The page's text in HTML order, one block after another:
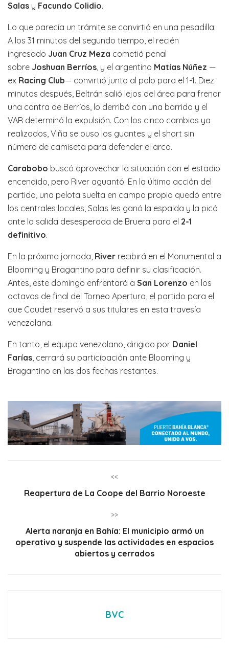
Salas y Facundo Colidio.
Lo que parecía un trámite se convirtió en una pesadilla.
A los 31 minutos del segundo tiempo, el recién
ingresado Juan Cruz Meza cometió penal
sobre Joshuan Berríos, y el argentino Matías Núñez —
ex Racing Club— convirtió junto al palo para el 1-1. Diez
minutos después, Beltrán salió lejos del área para frenar
una contra de Berríos, lo derribó con una barrida y el
VAR determinó la expulsión. Con los cinco cambios ya
realizados, Viña se puso los guantes y el short sin
número de camiseta para defender el arco.
Carabobo buscó aprovechar la situación con el estadio
encendido, pero River aguantó. En la última acción del
partido, una pelota suelta en campo propio quedó entre
los centrales locales, Salas les ganó la espalda y la picó
ante la salida desesperada de Bruera para el 2-1
definitivo.
En la próxima jornada, River recibirá en el Monumental a
Blooming y Bragantino para definir su clasificación.
Antes, este domingo enfrentará a San Lorenzo en los
octavos de final del Torneo Apertura, el partido para el
que Coudet reservó a sus titulares en esta travesía
venezolana.
En tanto, el equipo venezolano, dirigido por Daniel
Farías, cerrará su participación ante Blooming y
Bragantino en las dos fechas restantes.
<<
Reapertura de La Coope del Barrio Noroeste
>>
Alerta naranja en Bahía: El municipio armó un
operativo y suspende las actividades en espacios
abiertos y cerrados
BVC